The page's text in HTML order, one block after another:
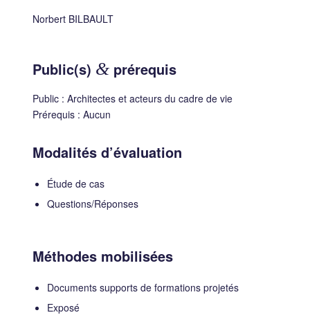
Norbert BILBAULT
Public(s) &prérequis
Public : Architectes et acteurs du cadre de vie
Prérequis : Aucun
Modalités d’évaluation
Étude de cas
Questions/Réponses
Méthodes mobilisées
Documents supports de formations projetés
Exposé